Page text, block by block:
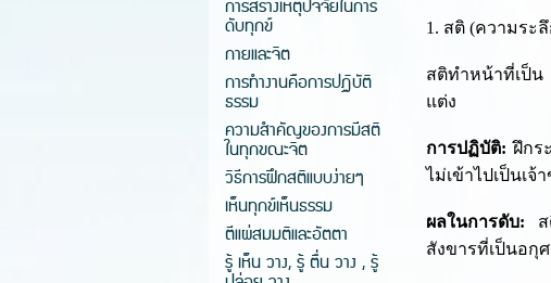
การสร้างเหตุปัจจัยในการ
ดับทุกข์
กายและจิต
การทำงานคือการปฏิบัติ
ธรรม
ความสำคัญของการมีสติ
ในทุกขณะจิต
วิธีการฝึกสติแบบง่ายๆ
เห็นทุกข์เห็นธรรม
ตีแผ่สมมติและอัตตา
รู้ เห็น วาง, รู้ ตื่น วาง , รู้
1. สติ (ความระ
สติทำหน้าที่เป็น
แต่ง
การปฏิบัติ: ฝึกร
ไม่เข้าไปเป็นเ
ผลในการดับ: ส
สังขารที่เป็นอกุ